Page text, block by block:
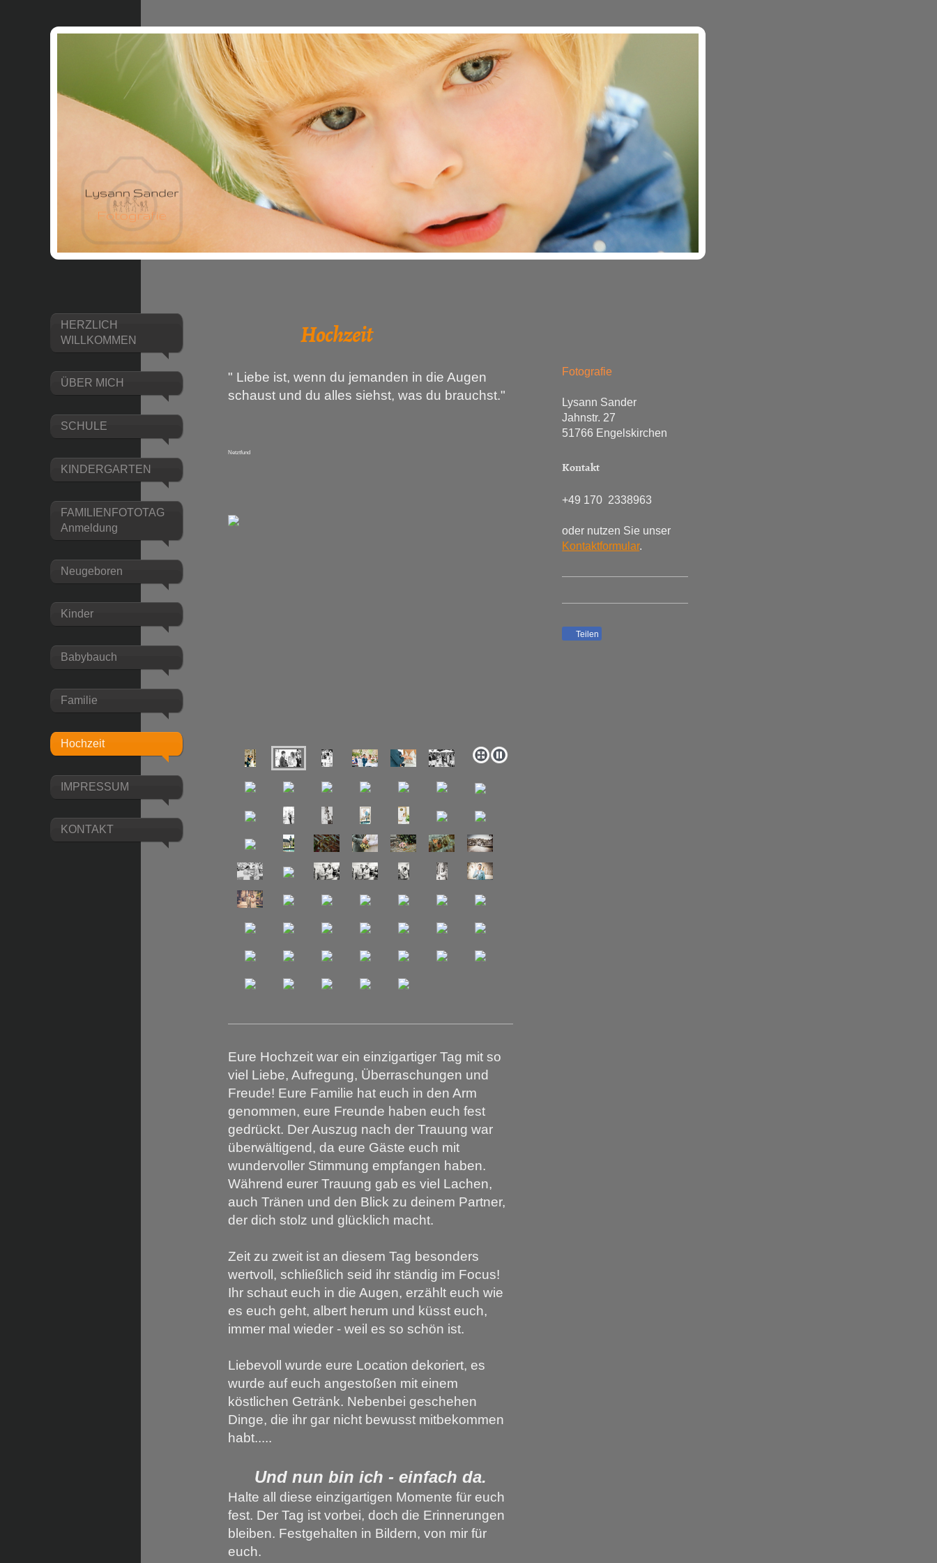
HERZLICH
WILLKOMMEN
ÜBER MICH
SCHULE
KINDERGARTEN
FAMILIENFOTOTAG
Anmeldung
Neugeboren
Kinder
Babybauch
Familie
Hochzeit
IMPRESSUM
KONTAKT
Hochzeit
" Liebe ist, wenn du jemanden in die Augen
schaust und du alles siehst, was du brauchst."
Netztfund
Eure Hochzeit war ein einzigartiger Tag mit so
viel Liebe, Aufregung, Überraschungen und
Freude! Eure Familie hat euch in den Arm
genommen, eure Freunde haben euch fest
gedrückt. Der Auszug nach der Trauung war
überwältigend, da eure Gäste euch mit
wundervoller Stimmung empfangen haben.
Während eurer Trauung gab es viel Lachen,
auch Tränen und den Blick zu deinem Partner,
der dich stolz und glücklich macht.
Zeit zu zweit ist an diesem Tag besonders
wertvoll, schließlich seid ihr ständig im Focus!
Ihr schaut euch in die Augen, erzählt euch wie
es euch geht, albert herum und küsst euch,
immer mal wieder - weil es so schön ist.
Liebevoll wurde eure Location dekoriert, es
wurde auf euch angestoßen mit einem
köstlichen Getränk. Nebenbei geschehen
Dinge, die ihr gar nicht bewusst mitbekommen
habt.....
Und nun bin ich - einfach da.
Halte all diese einzigartigen Momente für euch
fest. Der Tag ist vorbei, doch die Erinnerungen
bleiben. Festgehalten in Bildern, von mir für
euch.
Fotografie
Lysann Sander
Jahnstr. 27
51766 Engelskirchen
Kontakt
+49 170 2338963
oder nutzen Sie unser
Kontaktformular.
Teilen